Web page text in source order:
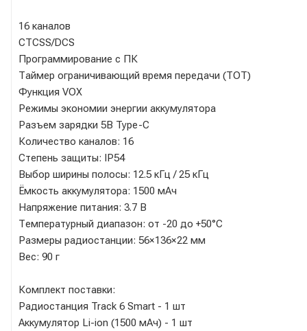
16 каналов
CTCSS/DCS
Программирование с ПК
Таймер ограничивающий время передачи (ТОТ)
Функция VOX
Режимы экономии энергии аккумулятора
Разъем зарядки 5В Type-C
Количество каналов: 16
Степень защиты: IP54
Выбор ширины полосы: 12.5 кГц / 25 кГц
Ёмкость аккумулятора: 1500 мАч
Напряжение питания: 3.7 В
Температурный диапазон: от -20 до +50°C
Размеры радиостанции: 56×136×22 мм
Вес: 90 г
Комплект поставки:
Радиостанция Track 6 Smart - 1 шт
Аккумулятор Li-ion (1500 мАч) - 1 шт